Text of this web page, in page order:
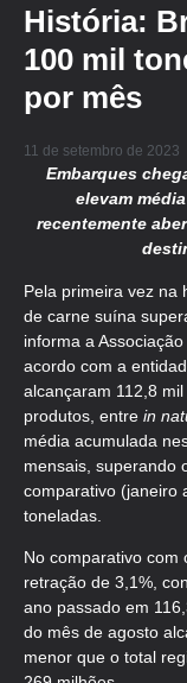
História:
100 mil
por mês
11 de setembro de 2023
Embarques
elevam
recentemente
Pela primeira vez na
de carne suína
informa a
acordo com a
alcançaram 112,8
produtos, entre in
média acumulada
mensais, superando
comparativo (janeiro
toneladas.
No comparativo com
retração de 3,1%,
ano passado em
do mês de agosto
menor que o total